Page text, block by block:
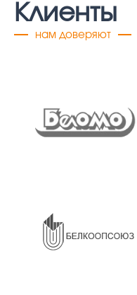
Клиенты
нам доверяют